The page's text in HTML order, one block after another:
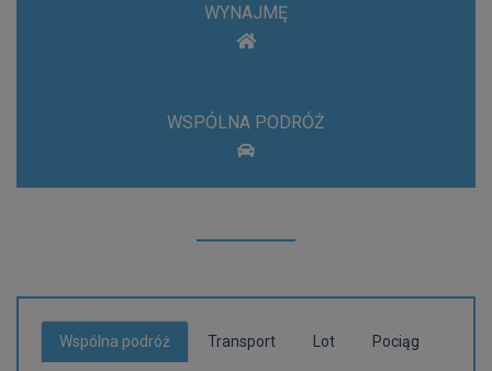
WYNAJMĘ
WSPÓLNA PODRÓŻ
Wspólna podróż Transport Lot Pociąg